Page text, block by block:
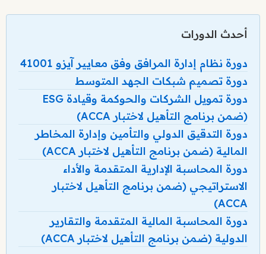
أحدث الدورات
دورة نظام إدارة المرافق وفق معايير آيزو 41001
دورة تصميم شبكات الجهد المتوسط
دورة تمويل الشركات والحوكمة وقيادة ESG
(ضمن برنامج التأهيل لاختبار ACCA)
دورة التدقيق الدولي والتأمين وإدارة المخاطر
المالية (ضمن برنامج التأهيل لاختبار ACCA)
دورة المحاسبة الإدارية المتقدمة والأداء
الاستراتيجي (ضمن برنامج التأهيل لاختبار
ACCA)
دورة المحاسبة المالية المتقدمة والتقارير
الدولية (ضمن برنامج التأهيل لاختبار ACCA)